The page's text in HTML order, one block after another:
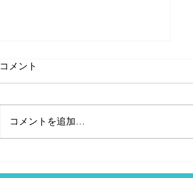
防サポーター
コメント
コメントを追加…